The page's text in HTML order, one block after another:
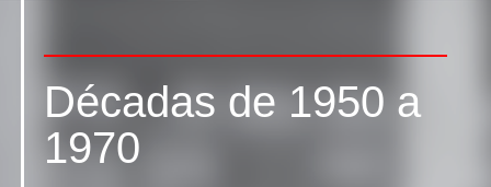
Décadas de 1950 a
1970